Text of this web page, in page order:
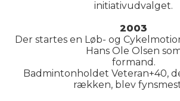
initiativudvalget.
2003
Der startes en Løb- og
Hans Ole Olsen
formand.
Badmintonholdet Veteran+40,
rækken, blev